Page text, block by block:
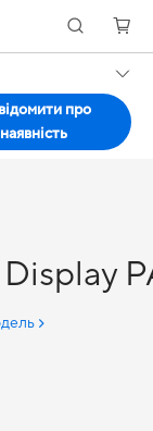
про
наявність